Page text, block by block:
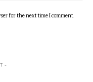
for the next time I comment.
-